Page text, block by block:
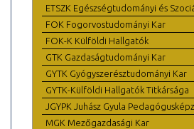
ETSZK Egészségtudományi és
FOK Fogorvostudományi Kar
FOK-K Külföldi Hallgatók
GTK Gazdaságtudományi Kar
GYTK Gyógyszerésztudományi Kar
GYTK-Külföldi Hallgatók Titkársága
JGYPK Juhász Gyula
MGK Mezőgazdasági Kar